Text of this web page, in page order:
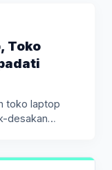
Toko
toko laptop
desakan